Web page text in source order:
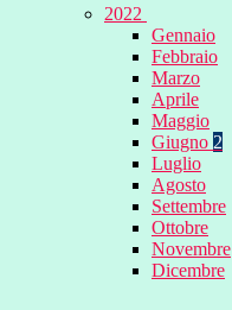
2022
Gennaio
Febbraio
Marzo
Aprile
Maggio
Giugno 2
Luglio
Agosto
Settembre
Ottobre
Novembre
Dicembre